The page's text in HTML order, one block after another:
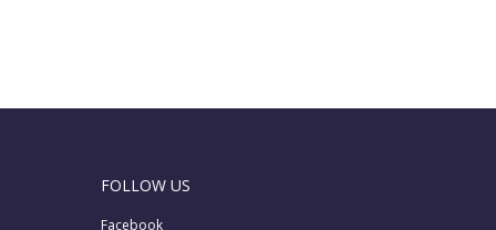
FOLLOW US
Facebook